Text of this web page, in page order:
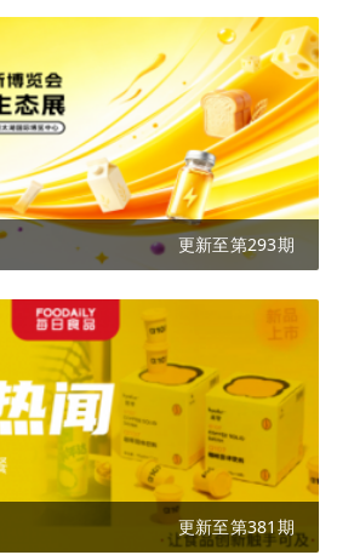
更新至第293期
更新至第381期